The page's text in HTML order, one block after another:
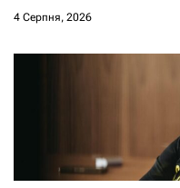
4 Серпня, 2026